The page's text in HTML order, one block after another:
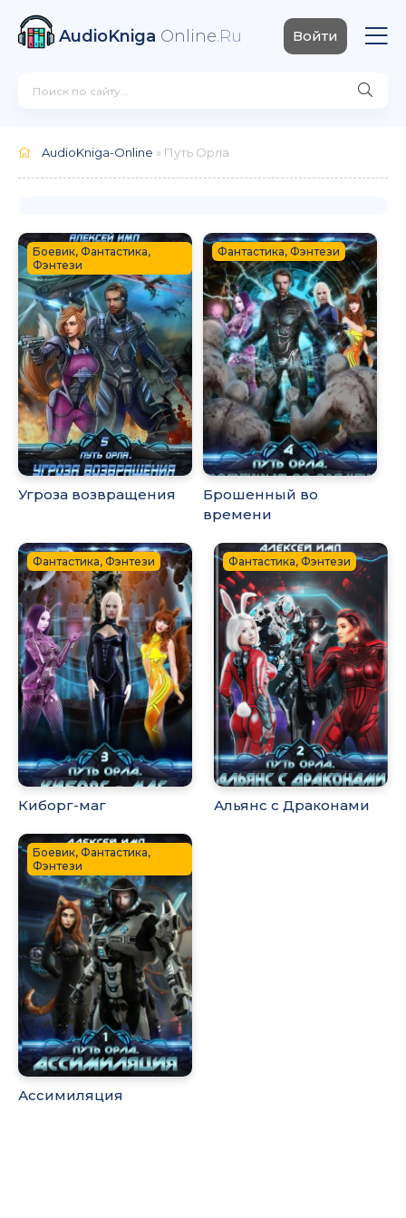
AudioKniga Online.Ru Войти
AudioKniga-Online » Путь Орла
Боевик, Фантастика,
Фэнтези
Угроза возвращения
Фантастика, Фэнтези
Брошенный во
времени
Фантастика, Фэнтези
Киборг-маг
Фантастика, Фэнтези
Альянс с Драконами
Боевик, Фантастика,
Фэнтези
Ассимиляция